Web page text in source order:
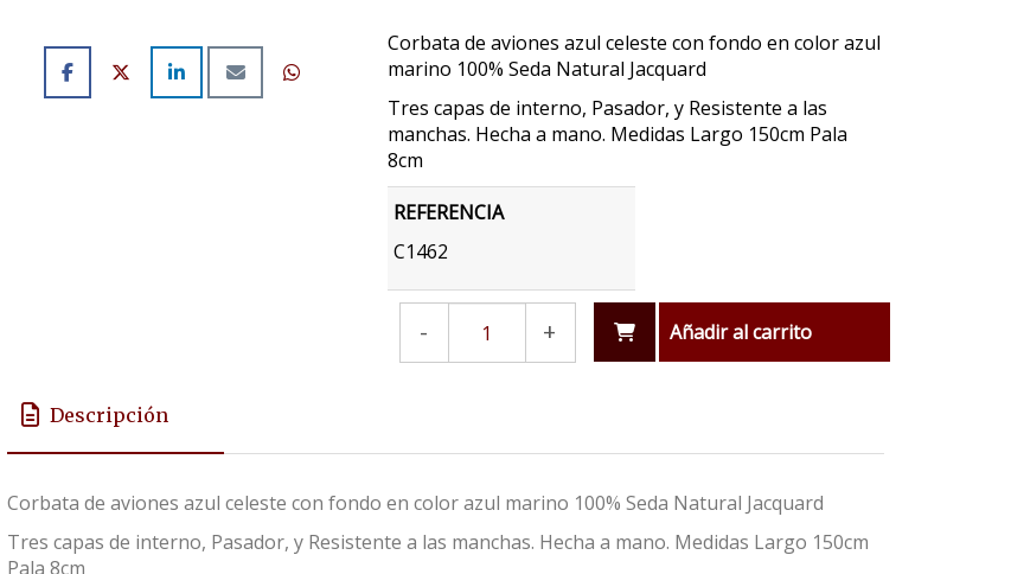
Corbata de aviones azul celeste con fondo en color azul
marino 100% Seda Natural Jacquard
Tres capas de interno, Pasador, y Resistente a las
manchas. Hecha a mano. Medidas Largo 150cm Pala
8cm
REFERENCIA
C1462
- + Añadir al carrito
Descripción
Corbata de aviones azul celeste con fondo en color azul marino 100% Seda Natural Jacquard
Tres capas de interno, Pasador, y Resistente a las manchas. Hecha a mano. Medidas Largo 150cm
Pala 8cm